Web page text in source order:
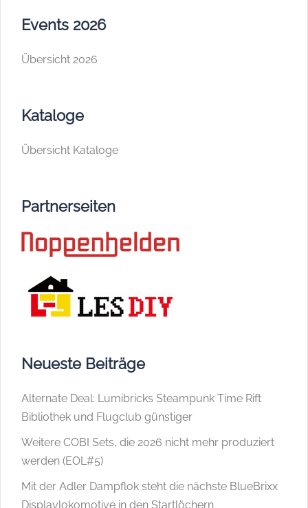
Events 2026
Übersicht 2026
Kataloge
Übersicht Kataloge
Partnerseiten
Neueste Beiträge
Alternate Deal: Lumibricks Steampunk Time Rift
Bibliothek und Flugclub günstiger
Weitere COBI Sets, die 2026 nicht mehr produziert
werden (EOL#5)
Mit der Adler Dampflok steht die nächste BlueBrixx
Displaylokomotive in den Startlöchern